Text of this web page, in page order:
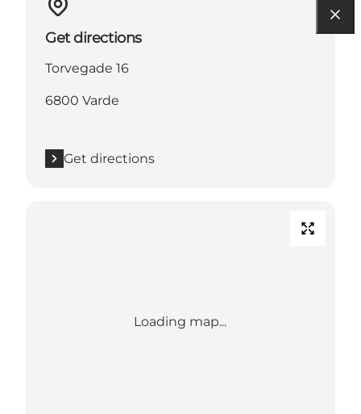
Get directions
Torvegade 16
6800 Varde
Get directions
Loading map...